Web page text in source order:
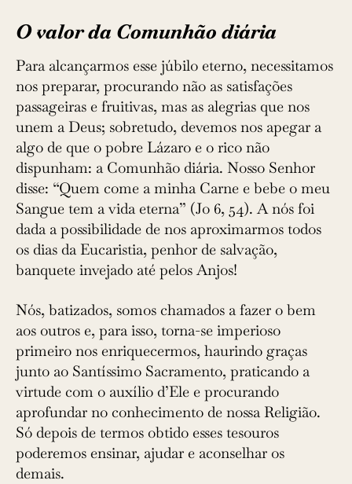
O valor da Comunhão diária
Para alcançarmos esse júbilo eterno, necessitamos
nos preparar, procurando não as satisfações
passageiras e fruitivas, mas as alegrias que nos
unem a Deus; sobretudo, devemos nos apegar a
algo de que o pobre Lázaro e o rico não
dispunham: a Comunhão diária. Nosso Senhor
disse: “Quem come a minha Carne e bebe o meu
Sangue tem a vida eterna” (Jo 6, 54). A nós foi
dada a possibilidade de nos aproximarmos todos
os dias da Eucaristia, penhor de salvação,
banquete invejado até pelos Anjos!
Nós, batizados, somos chamados a fazer o bem
aos outros e, para isso, torna-se imperioso
primeiro nos enriquecermos, haurindo graças
junto ao Santíssimo Sacramento, praticando a
virtude com o auxílio d’Ele e procurando
aprofundar no conhecimento de nossa Religião.
Só depois de termos obtido esses tesouros
poderemos ensinar, ajudar e aconselhar os
demais.